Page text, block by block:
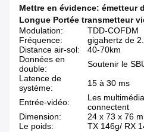
Mettre en évidence: émetteur
Longue Portée transmetteur
Modulation:
TDD-COFDM
Fréquence:
gigahertz de
Distance air-sol:
40-70km
Données en
double:
Soutenir le
Latence de
système:
15 à 30 ms
Entrée-vidéo:
Les
connectent
Dimension:
24 x 73 x 76
Le poids:
TX 146g/ RX